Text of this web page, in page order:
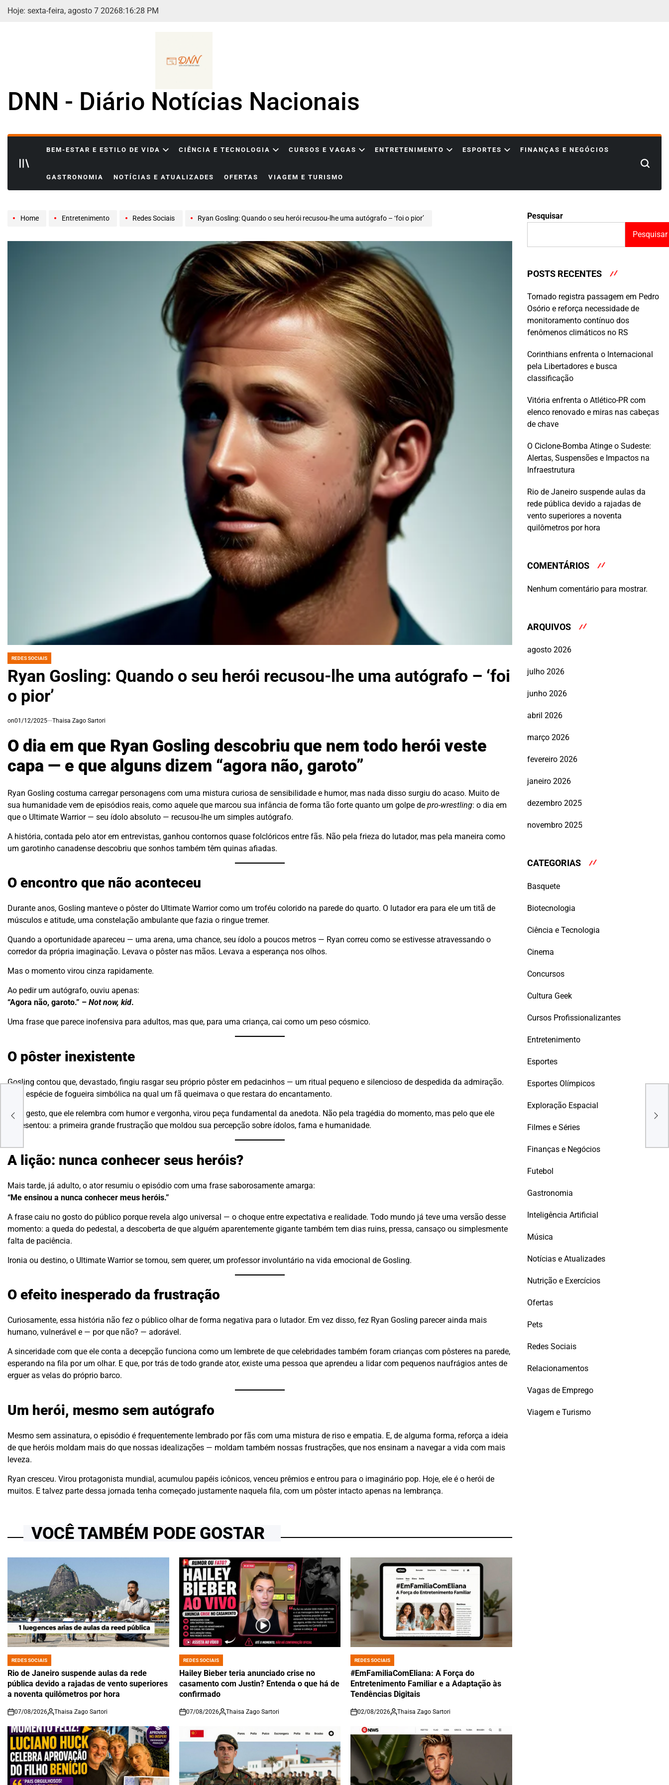
Skip
Hoje: sexta-feira, agosto 7 20268:16:30 PM
DNN - Diário Notícias Nacionais
BEM-ESTAR E ESTILO DE VIDA CIÊNCIA E TECNOLOGIA CURSOS E VAGAS ENTRETENIMENTO ESPORTES FINANÇAS E NEGÓCIOS
GASTRONOMIA NOTÍCIAS E ATUALIZADES OFERTAS VIAGEM E TURISMO
Search
Home Entretenimento Redes Sociais Ryan Gosling: Quando o seu herói recusou-lhe uma autógrafo – ‘foi o pior’
POSTED
REDES SOCIAIS
Ryan Gosling: Quando o seu herói recusou-lhe uma autógrafo – ‘foi
o pior’
on01/12/2025 Thaisa Zago Sartori
O dia em que Ryan Gosling descobriu que nem todo herói veste
capa — e que alguns dizem “agora não, garoto”
Ryan Gosling costuma carregar personagens com uma mistura curiosa de sensibilidade e humor, mas nada disso surgiu do acaso. Muito de
sua humanidade vem de episódios reais, como aquele que marcou sua infância de forma tão forte quanto um golpe de pro-wrestling: o dia em
que o Ultimate Warrior — seu ídolo absoluto — recusou-lhe um simples autógrafo.
A história, contada pelo ator em entrevistas, ganhou contornos quase folclóricos entre fãs. Não pela frieza do lutador, mas pela maneira como
um garotinho canadense descobriu que sonhos também têm quinas afiadas.
O encontro que não aconteceu
Durante anos, Gosling manteve o pôster do Ultimate Warrior como um troféu colorido na parede do quarto. O lutador era para ele um titã de
músculos e atitude, uma constelação ambulante que fazia o ringue tremer.
Quando a oportunidade apareceu — uma arena, uma chance, seu ídolo a poucos metros — Ryan correu como se estivesse atravessando o
corredor da própria imaginação. Levava o pôster nas mãos. Levava a esperança nos olhos.
Mas o momento virou cinza rapidamente.
Ao pedir um autógrafo, ouviu apenas:
“Agora não, garoto.” – Not now, kid.
Uma frase que parece inofensiva para adultos, mas que, para uma criança, cai como um peso cósmico.
O pôster inexistente
Gosling contou que, devastado, fingiu rasgar seu próprio pôster em pedacinhos — um ritual pequeno e silencioso de despedida da admiração.
Uma espécie de fogueira simbólica na qual um fã queimava o que restara do encantamento.
Esse gesto, que ele relembra com humor e vergonha, virou peça fundamental da anedota. Não pela tragédia do momento, mas pelo que ele
representou: a primeira grande frustração que moldou sua percepção sobre ídolos, fama e humanidade.
A lição: nunca conhecer seus heróis?
Mais tarde, já adulto, o ator resumiu o episódio com uma frase saborosamente amarga:
“Me ensinou a nunca conhecer meus heróis.”
A frase caiu no gosto do público porque revela algo universal — o choque entre expectativa e realidade. Todo mundo já teve uma versão desse
momento: a queda do pedestal, a descoberta de que alguém aparentemente gigante também tem dias ruins, pressa, cansaço ou simplesmente
falta de paciência.
Ironia ou destino, o Ultimate Warrior se tornou, sem querer, um professor involuntário na vida emocional de Gosling.
O efeito inesperado da frustração
Curiosamente, essa história não fez o público olhar de forma negativa para o lutador. Em vez disso, fez Ryan Gosling parecer ainda mais
humano, vulnerável e — por que não? — adorável.
A sinceridade com que ele conta a decepção funciona como um lembrete de que celebridades também foram crianças com pôsteres na parede,
esperando na fila por um olhar. E que, por trás de todo grande ator, existe uma pessoa que aprendeu a lidar com pequenos naufrágios antes de
erguer as velas do próprio barco.
Um herói, mesmo sem autógrafo
Mesmo sem assinatura, o episódio é frequentemente lembrado por fãs com uma mistura de riso e empatia. E, de alguma forma, reforça a ideia
de que heróis moldam mais do que nossas idealizações — moldam também nossas frustrações, que nos ensinam a navegar a vida com mais
leveza.
Ryan cresceu. Virou protagonista mundial, acumulou papéis icônicos, venceu prêmios e entrou para o imaginário pop. Hoje, ele é o herói de
muitos. E talvez parte dessa jornada tenha começado justamente naquela fila, com um pôster intacto apenas na lembrança.
VOCÊ TAMBÉM PODE GOSTAR
POSTED
IN
REDES SOCIAIS
Rio de Janeiro suspende aulas da rede
pública devido a rajadas de vento superiores
a noventa quilômetros por hora
on
07/08/2026 Thaisa Zago Sartori
POSTED
IN
REDES SOCIAIS
Hailey Bieber teria anunciado crise no
casamento com Justin? Entenda o que há de
confirmado
on
07/08/2026 Thaisa Zago Sartori
POSTED
IN
REDES SOCIAIS
#EmFamiliaComEliana: A Força do
Entretenimento Familiar e a Adaptação às
Tendências Digitais
on
02/08/2026 Thaisa Zago Sartori
Pesquisar
Pesquisar
POSTS RECENTES
Tornado registra passagem em Pedro
Osório e reforça necessidade de
monitoramento contínuo dos
fenômenos climáticos no RS
Corinthians enfrenta o Internacional
pela Libertadores e busca
classificação
Vitória enfrenta o Atlético-PR com
elenco renovado e miras nas cabeças
de chave
O Ciclone-Bomba Atinge o Sudeste:
Alertas, Suspensões e Impactos na
Infraestrutura
Rio de Janeiro suspende aulas da
rede pública devido a rajadas de
vento superiores a noventa
quilômetros por hora
COMENTÁRIOS
Nenhum comentário para mostrar.
ARQUIVOS
agosto 2026
julho 2026
junho 2026
abril 2026
março 2026
fevereiro 2026
janeiro 2026
dezembro 2025
novembro 2025
CATEGORIAS
Basquete
Biotecnologia
Ciência e Tecnologia
Cinema
Concursos
Cultura Geek
Cursos Profissionalizantes
Entretenimento
Esportes
Esportes Olímpicos
Exploração Espacial
Filmes e Séries
Finanças e Negócios
Futebol
Gastronomia
Inteligência Artificial
Música
Notícias e Atualizades
Nutrição e Exercícios
Ofertas
Pets
Redes Sociais
Relacionamentos
Vagas de Emprego
Viagem e Turismo